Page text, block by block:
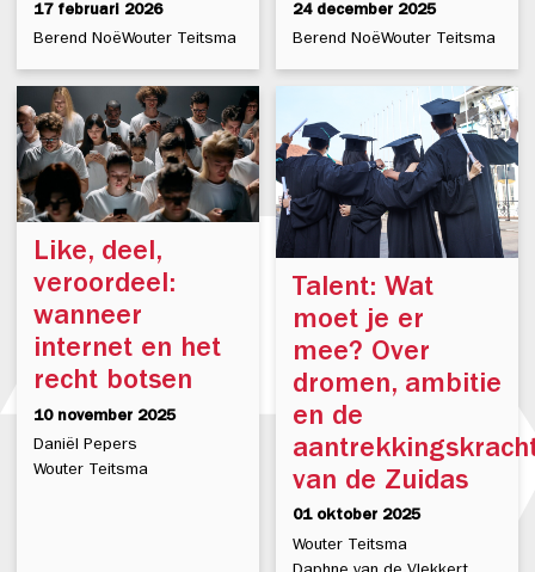
17 februari 2026
Berend NoëWouter Teitsma
24 december 2025
Berend NoëWouter Teitsma
Like, deel,
veroordeel:
wanneer
internet en het
recht botsen
10 november 2025
Daniël Pepers
Wouter Teitsma
Talent: Wat
moet je er
mee? Over
dromen, ambitie
en de
van de Zuidas
01 oktober 2025
Wouter Teitsma